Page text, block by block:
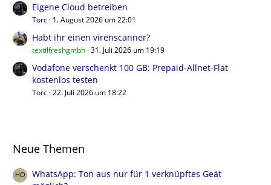
Eigene Cloud betreiben
Torc 1. August 2026 um 22:01
Habt ihr einen virenscanner?
textilfreshgmbh 31. Juli 2026 um 19:19
Vodafone verschenkt 100 GB: Prepaid-Allnet-Flat
kostenlos testen
Torc 22. Juli 2026 um 18:22
Neue Themen
WhatsApp: Ton aus nur für 1 verknüpftes Geät